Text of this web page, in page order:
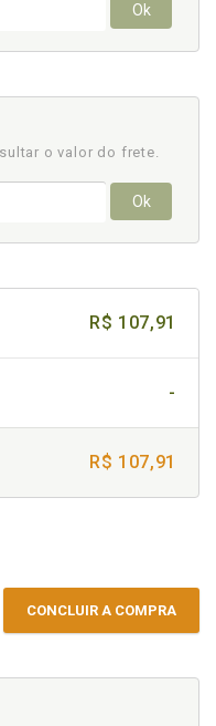
Ok
o valor do frete.
Ok
R$ 107,91
-
R$ 107,91
CONCLUIR A COMPRA